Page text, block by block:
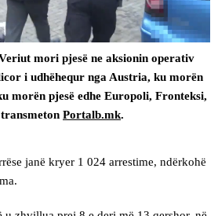
mori pjesë ne aksionin operativ
i udhëhequr nga Austria, ku morën
morën pjesë edhe Europoli, Fronteksi,
Portalb.mk.
janë kryer 1 024 arrestime, ndërkohë